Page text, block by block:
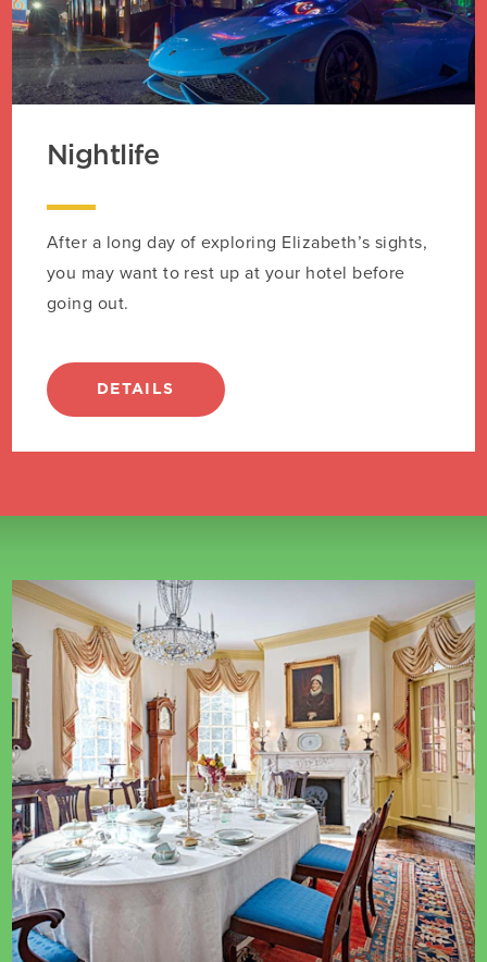
Nightlife
After a long day of exploring Elizabeth’s sights,
you may want to rest up at your hotel before
going out.
DETAILS